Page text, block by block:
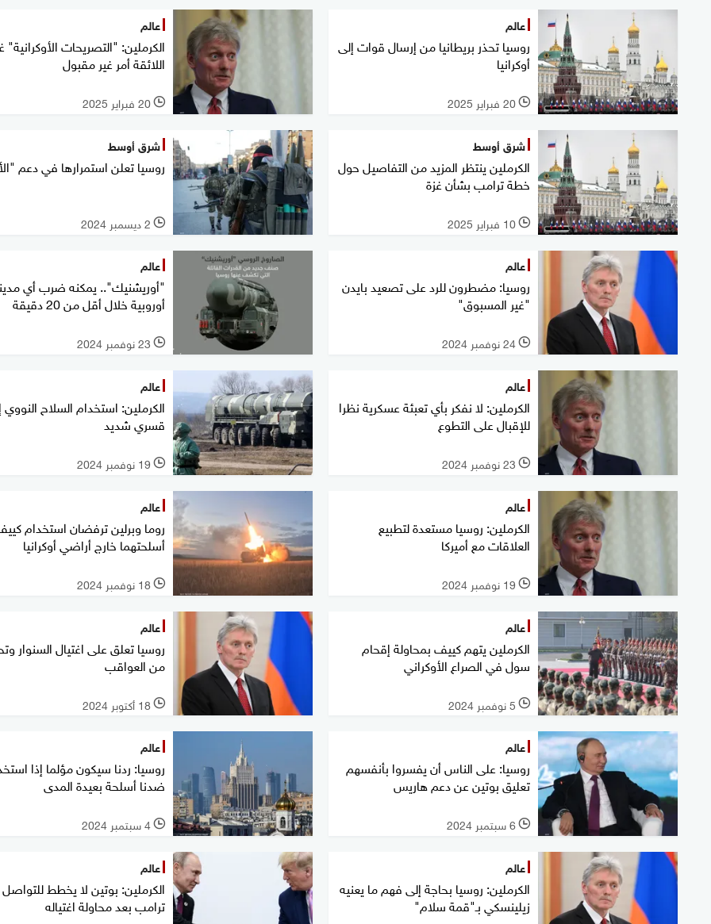
عالم
روسيا تحذر بريطانيا من إرسال قوات إلى
أوكرانيا
l 20 فبراير 2025
عالم
الكرملين: "التصريحات الأوكرانية"
اللائقة أمر غير مقبول
l 20 فبراير 2025
شرق أوسط
الكرملين ينتظر المزيد من التفاصيل حول
خطة ترامب بشأن غزة
l 10 فبراير 2025
شرق أوسط
روسيا تعلن استمرارها في دعم
l 2 ديسمبر 2024
عالم
روسيا: مضطرون للرد على تصعيد بايدن
"غير المسبوق"
l 24 نوفمبر 2024
عالم
"أوريشنيك".. يمكنه ضرب أي
أوروبية خلال أقل من 20 دقيقة
l 23 نوفمبر 2024
عالم
الكرملين: لا نفكر بأي تعبئة عسكرية نظرا
للإقبال على التطوع
l 23 نوفمبر 2024
عالم
الكرملين: استخدام السلاح النووي
قسري شديد
l 19 نوفمبر 2024
عالم
الكرملين: روسيا مستعدة لتطبيع
العلاقات مع أميركا
l 19 نوفمبر 2024
عالم
روما وبرلين ترفضان استخدام
أسلحتهما خارج أراضي أوكرانيا
l 18 نوفمبر 2024
عالم
الكرملين يتهم كييف بمحاولة إقحام
سول في الصراع الأوكراني
l 5 نوفمبر 2024
عالم
روسيا تعلق على اغتيال السنوار
من العواقب
l 18 أكتوبر 2024
عالم
روسيا: على الناس أن يفسروا بأنفسهم
تعليق بوتين عن دعم هاريس
l 6 سبتمبر 2024
عالم
روسيا: ردنا سيكون مؤلما إذا
ضدنا أسلحة بعيدة المدى
l 4 سبتمبر 2024
عالم
الكرملين: روسيا بحاجة إلى فهم ما يعنيه
زيلينسكي بـ"قمة سلام"
عالم
الكرملين: بوتين لا يخطط
ترامب بعد محاولة اغتياله